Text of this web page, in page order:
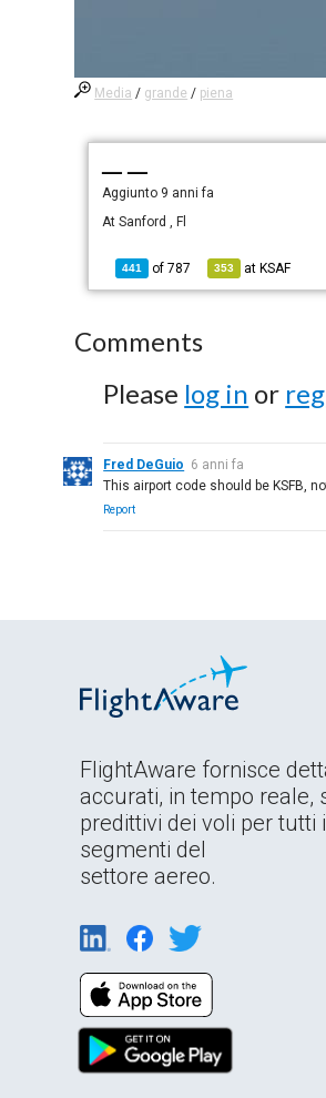
Media / grande / piena
— —
Aggiunto 9 anni fa
At Sanford , Fl
441 of787 353 at KSAF
Comments
Please log in or
Fred DeGuio 6 anni fa
This airport code should be KSFB,
Report
FlightAware fornisce
accurati, in tempo reale,
predittivi dei voli per tutti i
segmenti del
settore aereo.